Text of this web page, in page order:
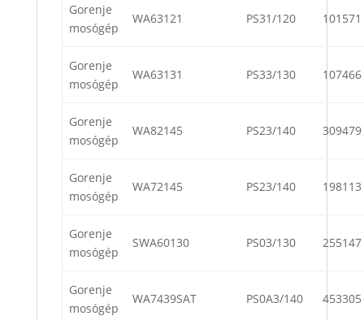
Gorenje
mosógép
WA63121 PS31/120 101571
Gorenje
mosógép
WA63131 PS33/130 107466
Gorenje
mosógép
WA82145 PS23/140 309479
Gorenje
mosógép
WA72145 PS23/140 198113
Gorenje
mosógép
SWA60130 PS03/130 255147
Gorenje
mosógép
WA7439SAT PS0A3/140 453305